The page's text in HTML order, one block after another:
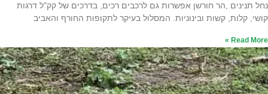
נחל תנינים ,הר חורשן אפשרות גם לרכבים רכים, בדרכים של קק"ל דרגות
קושי, קלות, קשות ובינוניות. המסלול בעיקר לתקופות החורף והאביב
Read More »